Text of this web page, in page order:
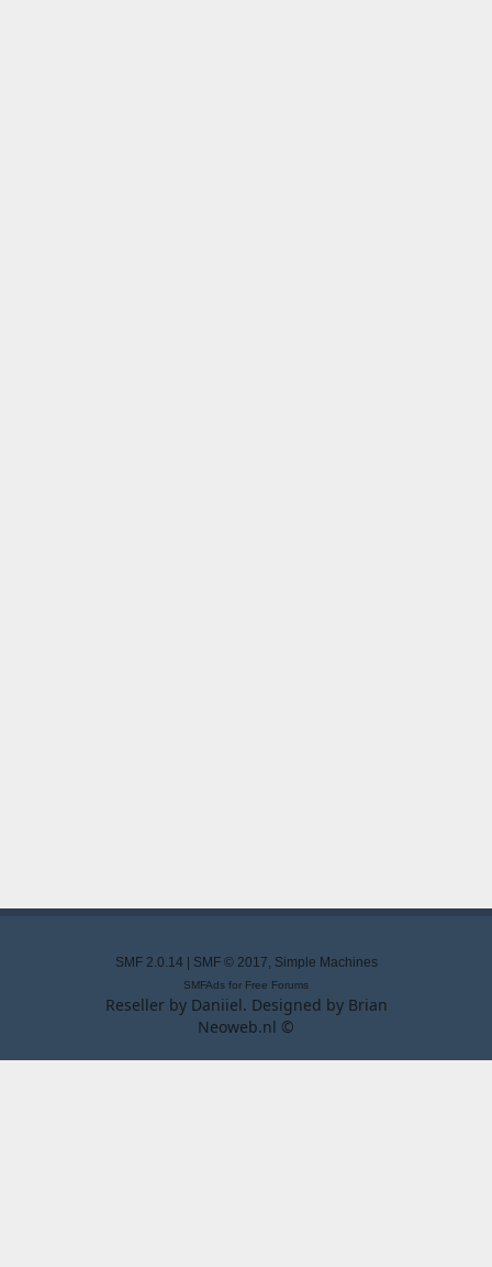
SMF 2.0.14 SMF © 2017, Simple Machines
SMFAds for Free Forums
Reseller by Daniiel. Designed by Brian
Neoweb.nl ©